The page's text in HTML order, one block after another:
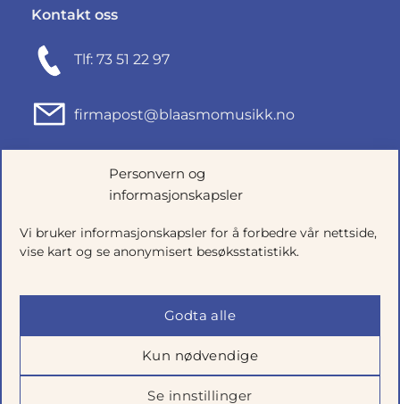
Personvern og
informasjonskapsler
Vi bruker informasjonskapsler for å forbedre vår nettside,
vise kart og se anonymisert besøksstatistikk.
Godta alle
Kun nødvendige
Se innstillinger
Kontakt oss
Tlf: 73 51 22 97
firmapost@blaasmomusikk.no
Fjordgata 46, 7010 TRONDHEIM